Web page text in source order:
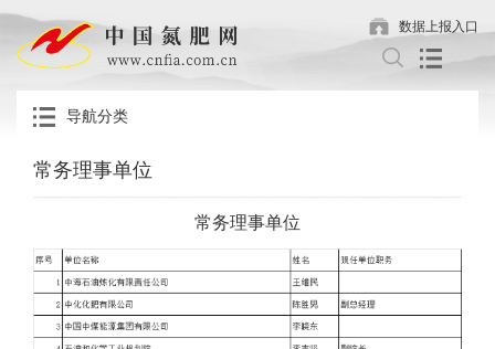
数据上报入口
导航分类
常务理事单位
常务理事单位